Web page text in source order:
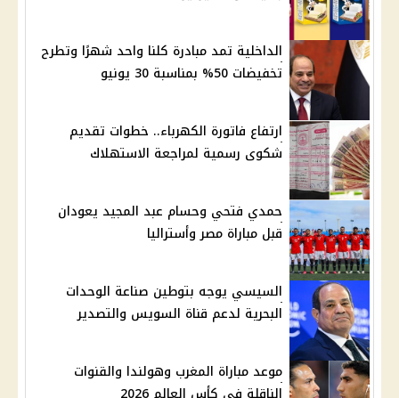
الداخلية تمد مبادرة كلنا واحد شهرًا وتطرح
تخفيضات 50% بمناسبة 30 يونيو
ارتفاع فاتورة الكهرباء.. خطوات تقديم
شكوى رسمية لمراجعة الاستهلاك
حمدي فتحي وحسام عبد المجيد يعودان
قبل مباراة مصر وأستراليا
السيسي يوجه بتوطين صناعة الوحدات
البحرية لدعم قناة السويس والتصدير
موعد مباراة المغرب وهولندا والقنوات